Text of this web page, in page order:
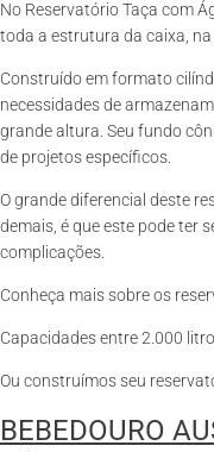
No Reservatório Taça com
toda a estrutura da caixa,
Construído em formato
necessidades de
grande altura. Seu fundo
de projetos específicos.
O grande diferencial deste
demais, é que este pode ter
complicações.
Conheça mais sobre os
Capacidades entre 2.000
Ou construímos seu
BEBEDOURO